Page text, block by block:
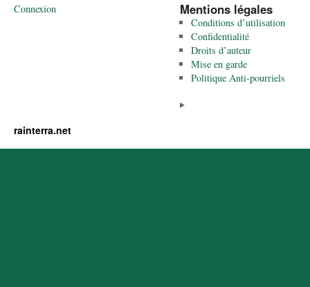
Connexion Mentions légales
Conditions d’utilisation
Confidentialité
Droits d’auteur
Mise en garde
Politique Anti-pourriels
rainterra.net